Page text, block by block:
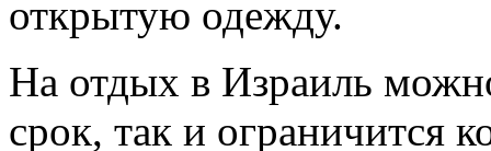
открытую одежду.
На отдых в Израиль
срок, так и ограничится